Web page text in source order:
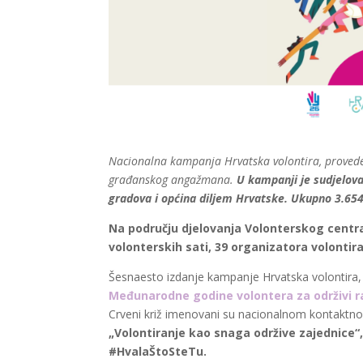
Nacionalna kampanja Hrvatska volontira,
građanskog angažmana. U kampanji je
gradova i općina diljem Hrvatske. Ukupno
Na području djelovanja Volonterskog
volonterskih sati, 39 organizatora
Šesnaesto izdanje kampanje Hrvatska
Međunarodne godine volontera za održivi
Crveni križ imenovani su nacionalnom
„Volontiranje kao snaga održive
#HvalaŠtoSteTu.